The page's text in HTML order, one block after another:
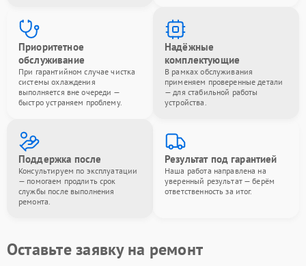
Приоритетное
обслуживание
При гарантийном случае чистка
системы охлаждения
выполняется вне очереди —
быстро устраняем проблему.
Надёжные
комплектующие
В рамках обслуживания
применяем проверенные детали
— для стабильной работы
устройства.
Поддержка после
Консультируем по эксплуатации
— помогаем продлить срок
службы после выполнения
ремонта.
Результат под гарантией
Наша работа направлена на
уверенный результат — берём
ответственность за итог.
Оставьте заявку на ремонт